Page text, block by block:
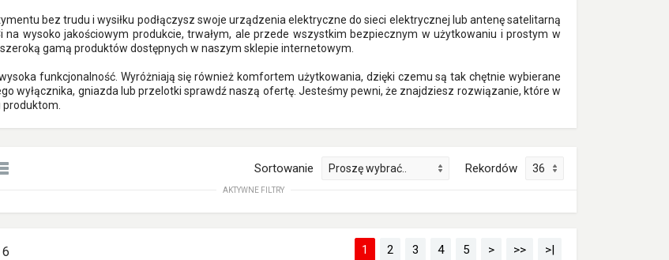
bez trudu i wysiłku podłączysz swoje urządzenia elektryczne do sieci elektrycznej lub antenę satelitarną
na wysoko jakościowym produkcie, trwałym, ale przede wszystkim bezpiecznym w użytkowaniu i prostym w
gamą produktów dostępnych w naszym sklepie internetowym.
funkcjonalność. Wyróżniają się również komfortem użytkowania, dzięki czemu są tak chętnie wybierane
wyłącznika, gniazda lub przelotki sprawdź naszą ofertę. Jesteśmy pewni, że znajdziesz rozwiązanie, które w
Sortowanie Rekordów
AKTYWNE FILTRY
1 2 3 4 5 > >> >|